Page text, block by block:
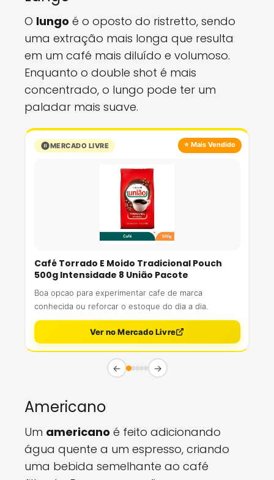
O lungo é o oposto do ristretto, sendo
uma extração mais longa que resulta
em um café mais diluído e volumoso.
Enquanto o double shot é mais
concentrado, o lungo pode ter um
paladar mais suave.
⭐ Mais Vendido
MERCADO LIVRE
Café Torrado E Moido Tradicional Pouch
500g Intensidade 8 União Pacote
Boa opcao para experimentar cafe de marca
conhecida ou reforcar o estoque do dia a dia.
Ver no Mercado Livre
← →
Americano
Um americano é feito adicionando
água quente a um espresso, criando
uma bebida semelhante ao café